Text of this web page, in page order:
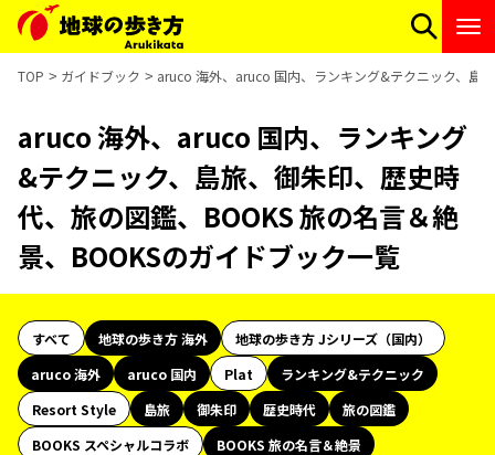
TOP ガイドブック aruco 海外、aruco 国内、ランキング&テクニック、島
aruco 海外、aruco 国内、ランキング
&テクニック、島旅、御朱印、歴史時
代、旅の図鑑、BOOKS 旅の名言＆絶
景、BOOKSのガイドブック一覧
すべて 地球の歩き方 海外
地球の歩き方 Jシリーズ（国内）
aruco 海外
aruco 国内 Plat
ランキング&テクニック
Resort Style
島旅 御朱印 歴史時代
旅の図鑑
BOOKS スペシャルコラボ
BOOKS 旅の名言＆絶景